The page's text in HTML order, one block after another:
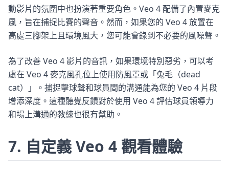
動影片的氛圍中也扮演著重要角色。Veo 4 配備了內置麥克
風，旨在捕捉比賽的聲音。然而，如果您的 Veo 4 放置在
高處三腳架上且環境風大，您可能會錄到不必要的風噪聲。
為了改善 Veo 4 影片的音訊，如果環境特別惡劣，可以考
慮在 Veo 4 麥克風孔位上使用防風罩或「兔毛（dead
cat）」。捕捉擊球聲和球員間的溝通能為您的 Veo 4 片段
增添深度。這種聽覺反饋對於使用 Veo 4 評估球員領導力
和場上溝通的教練也很有幫助。
7. 自定義 Veo 4 觀看體驗